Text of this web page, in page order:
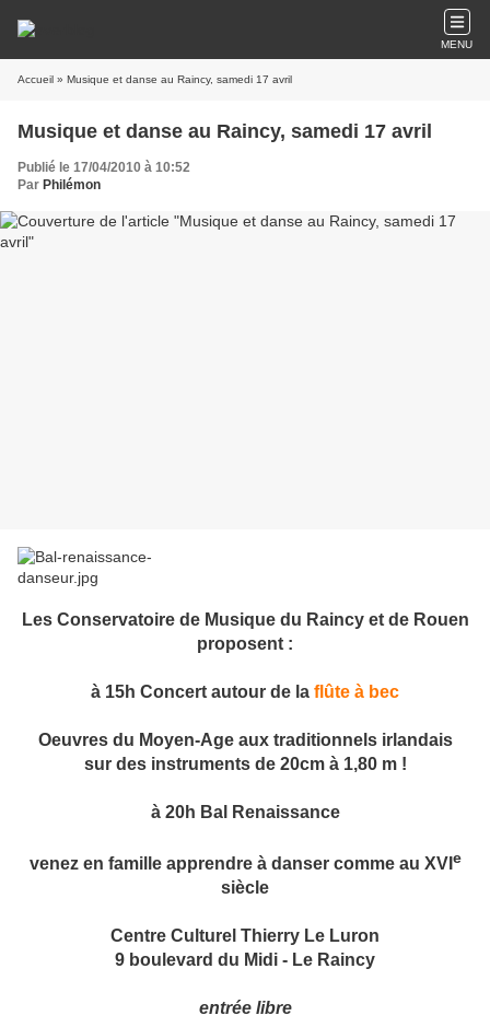
MENU
Accueil » Musique et danse au Raincy, samedi 17 avril
Musique et danse au Raincy, samedi 17 avril
Publié le 17/04/2010 à 10:52
Par Philémon
Les Conservatoire de Musique du Raincy et de Rouen
proposent :
à 15h Concert autour de la flûte à bec
Oeuvres du Moyen-Age aux traditionnels irlandais
sur des instruments de 20cm à 1,80 m !
à 20h Bal Renaissance
venez en famille apprendre à danser comme au XVIe
siècle
Centre Culturel Thierry Le Luron
9 boulevard du Midi - Le Raincy
entrée libre